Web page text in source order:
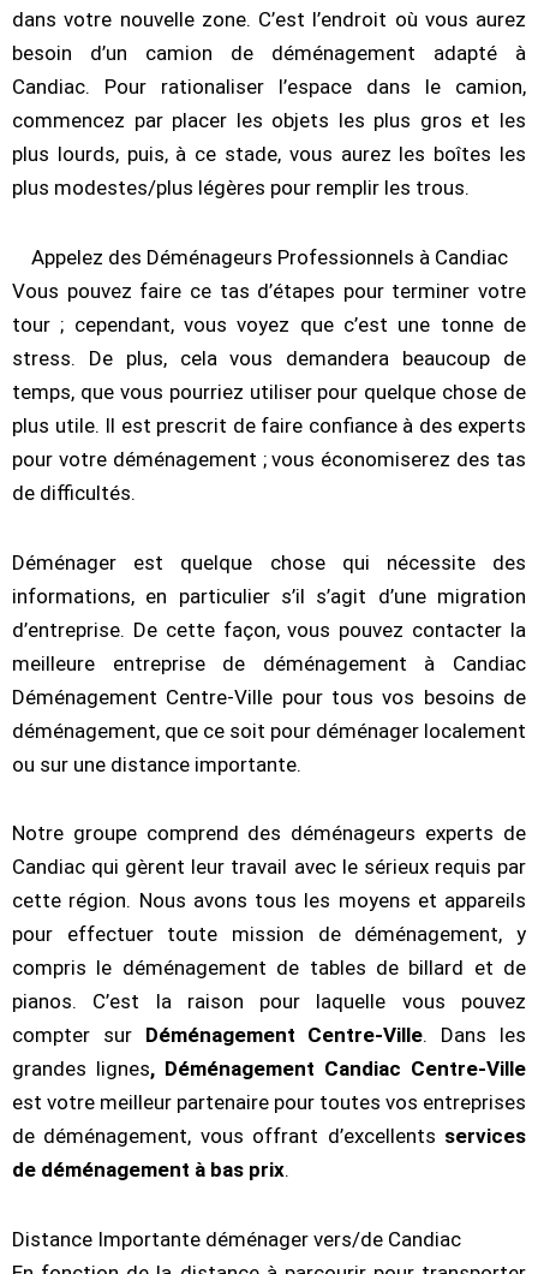
dans votre nouvelle zone. C’est l’endroit où vous aurez
besoin d’un camion de déménagement adapté à
Candiac. Pour rationaliser l’espace dans le camion,
commencez par placer les objets les plus gros et les
plus lourds, puis, à ce stade, vous aurez les boîtes les
plus modestes/plus légères pour remplir les trous.
Appelez des Déménageurs Professionnels à Candiac
Vous pouvez faire ce tas d’étapes pour terminer votre
tour ; cependant, vous voyez que c’est une tonne de
stress. De plus, cela vous demandera beaucoup de
temps, que vous pourriez utiliser pour quelque chose de
plus utile. Il est prescrit de faire confiance à des experts
pour votre déménagement ; vous économiserez des tas
de difficultés.
Déménager est quelque chose qui nécessite des
informations, en particulier s’il s’agit d’une migration
d’entreprise. De cette façon, vous pouvez contacter la
meilleure entreprise de déménagement à Candiac
Déménagement Centre-Ville pour tous vos besoins de
déménagement, que ce soit pour déménager localement
ou sur une distance importante.
Notre groupe comprend des déménageurs experts de
Candiac qui gèrent leur travail avec le sérieux requis par
cette région. Nous avons tous les moyens et appareils
pour effectuer toute mission de déménagement, y
compris le déménagement de tables de billard et de
pianos. C’est la raison pour laquelle vous pouvez
compter sur Déménagement Centre-Ville. Dans les
grandes lignes, Déménagement Candiac Centre-Ville
est votre meilleur partenaire pour toutes vos entreprises
de déménagement, vous offrant d’excellents services
de déménagement à bas prix.
Distance Importante déménager vers/de Candiac